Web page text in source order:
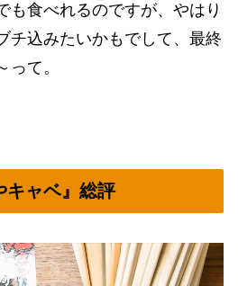
も食べれるのですが、やはり
チ込みたいかもでして、最終
って。
キャベ』総評